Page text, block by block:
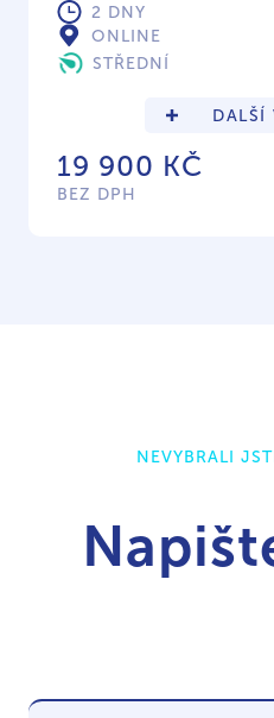
2 DNY
ONLINE
STŘEDNÍ
DALŠÍ
19 900 KČ
BEZ DPH
NEVYBRALI